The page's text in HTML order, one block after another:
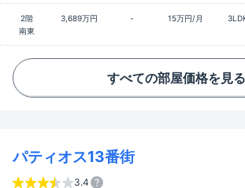
2階 3,689万円 - 15万円/月
南東
すべての部屋価格を見る
パティオス13番街
3.4